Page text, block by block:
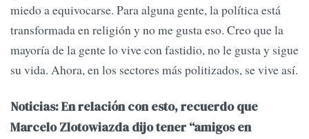
miedo a equivocarse. Para alguna gente, la política está
transformada en religión y no me gusta eso. Creo que la
mayoría de la gente lo vive con fastidio, no le gusta y sigue
su vida. Ahora, en los sectores más politizados, se vive así.
Noticias: En relación con esto, recuerdo que
Marcelo Zlotowiazda dijo tener “amigos en